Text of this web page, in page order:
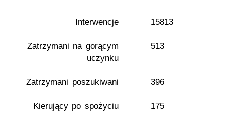
Interwencje 15813
Zatrzymani na gorącym
uczynku
513
Zatrzymani poszukiwani 396
Kierujący po spożyciu
175